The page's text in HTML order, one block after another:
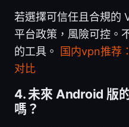
若選擇可信任且合規的
平台政策，風險可控。
的工具。
国内vpn推荐
对比
4. 未來 Android 版
嗎？